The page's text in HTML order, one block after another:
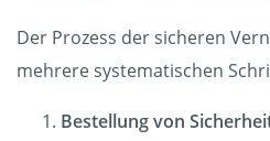
Der Prozess der sicheren
mehrere systematischen
Bestellung von